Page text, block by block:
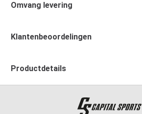
Omvang levering
Klantenbeoordelingen
Productdetails